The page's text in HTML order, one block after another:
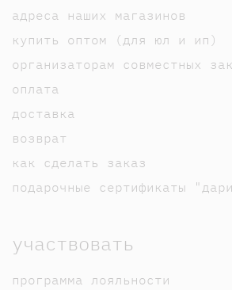
адреса наших магазинов
купить оптом (для юл и ип)
организаторам совместных
оплата
доставка
возврат
как сделать заказ
подарочные сертификаты
участвовать
программа лояльности